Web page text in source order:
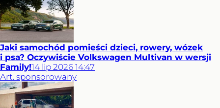
Jaki samochód pomieści dzieci, rowery, wózek
i psa? Oczywiście Volkswagen Multivan w wersji
Family!14 lip 2026 14:47
Art. sponsorowany